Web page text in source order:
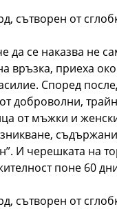
сътворен от
да се наказва не
връзка, приеха
Според
от доброволни,
от мъжки и
И черешката на
поне 60
сътворен от